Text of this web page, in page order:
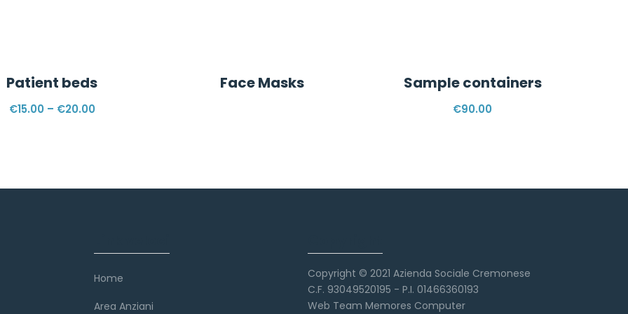
Patient beds
€15.00 – €20.00
Face Masks Sample containers
€90.00
Home
Area Anziani
Copyright © 2021 Azienda Sociale Cremonese
C.F. 93049520195 - P.I. 01466360193
Web Team Memores Computer